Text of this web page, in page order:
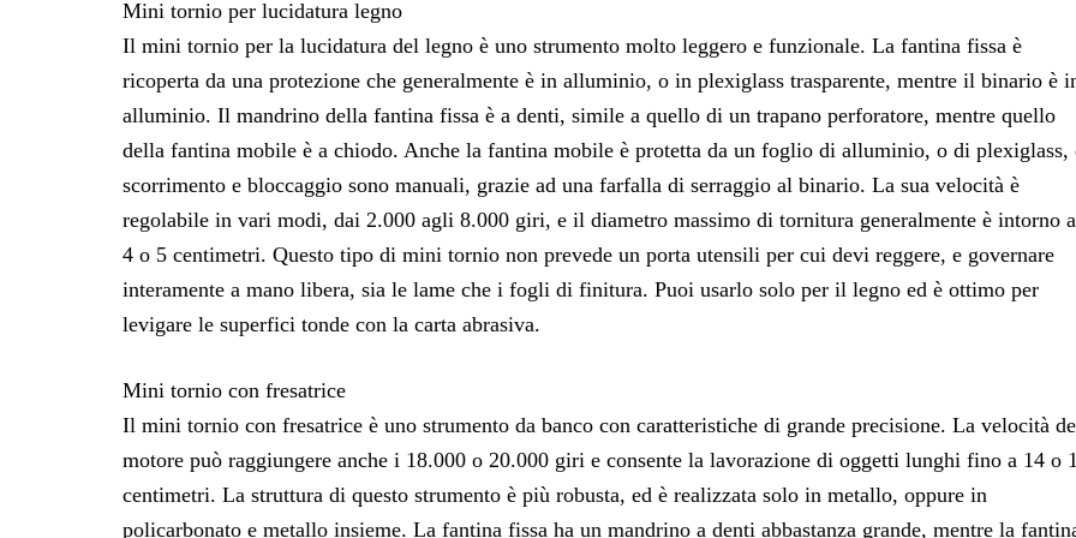
Mini tornio per lucidatura legno
Il mini tornio per la lucidatura del legno è uno strumento molto leggero e funzionale. La fantina fissa è
ricoperta da una protezione che generalmente è in alluminio, o in plexiglass trasparente, mentre il binario è
alluminio. Il mandrino della fantina fissa è a denti, simile a quello di un trapano perforatore, mentre quello
della fantina mobile è a chiodo. Anche la fantina mobile è protetta da un foglio di alluminio, o di plexiglass,
scorrimento e bloccaggio sono manuali, grazie ad una farfalla di serraggio al binario. La sua velocità è
regolabile in vari modi, dai 2.000 agli 8.000 giri, e il diametro massimo di tornitura generalmente è intorno
4 o 5 centimetri. Questo tipo di mini tornio non prevede un porta utensili per cui devi reggere, e governare
interamente a mano libera, sia le lame che i fogli di finitura. Puoi usarlo solo per il legno ed è ottimo per
levigare le superfici tonde con la carta abrasiva.
Mini tornio con fresatrice
Il mini tornio con fresatrice è uno strumento da banco con caratteristiche di grande precisione. La velocità
motore può raggiungere anche i 18.000 o 20.000 giri e consente la lavorazione di oggetti lunghi fino a 14 o
centimetri. La struttura di questo strumento è più robusta, ed è realizzata solo in metallo, oppure in
policarbonato e metallo insieme. La fantina fissa ha un mandrino a denti abbastanza grande, mentre la